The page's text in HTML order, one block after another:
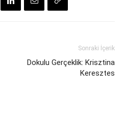
Sonraki İçerik
Dokulu Gerçeklik: Krisztina
Keresztes